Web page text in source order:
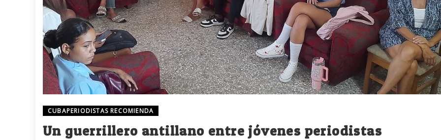
CUBAPERIODISTAS RECOMIENDA
Un guerrillero antillano entre jóvenes periodistas